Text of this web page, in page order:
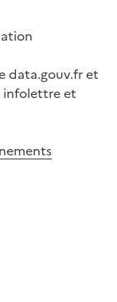
data.gouv.fr et
infolettre et